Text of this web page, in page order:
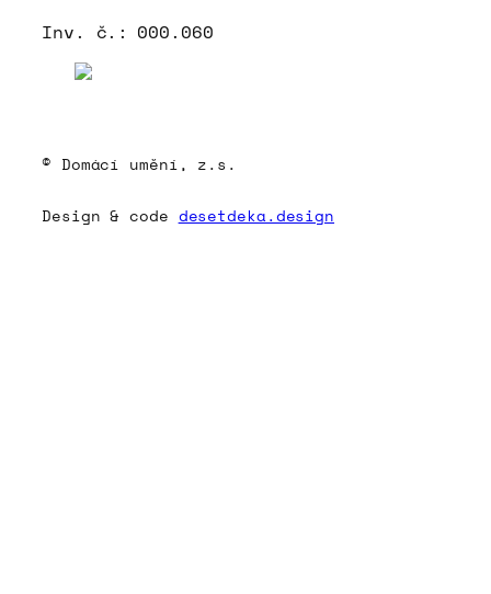
Inv. č.: 000.060
© Domácí umění, z.s.
Design & code desetdeka.design